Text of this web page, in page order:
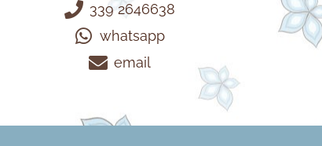
339 2646638
whatsapp
email